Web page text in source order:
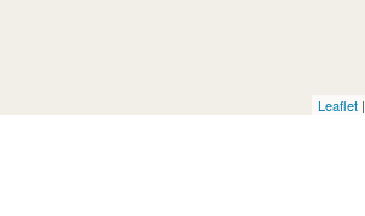
Leaflet